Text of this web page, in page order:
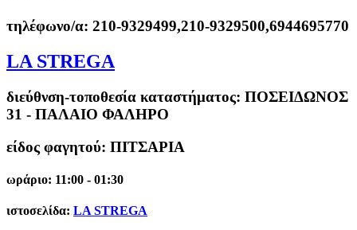
τηλέφωνο/α: 210-9329499,210-9329500,6944695770
LA STREGA
διεύθνση-τοποθεσία καταστήματος: ΠΟΣΕΙΔΩΝΟΣ
31 - ΠΑΛΑΙΟ ΦΑΛΗΡΟ
είδος φαγητού: ΠΙΤΣΑΡΙΑ
ωράριο: 11:00 - 01:30
ιστοσελίδα: LA STREGA